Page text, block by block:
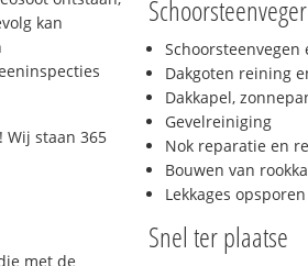
kan
! Wij staan 365
met de
Schoorsteenveger
Schoorsteenvegen
Dakgoten reining
Dakkapel,
Gevelreiniging
Nok reparatie en
Bouwen van
Lekkages
Snel ter plaatse